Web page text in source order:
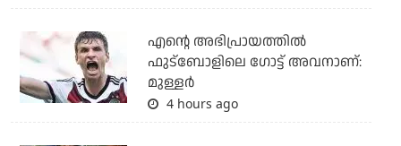
എന്റെ അഭിപ്രായത്തില്‍
ഫുട്‌ബോളിലെ ഗോട്ട് അവനാണ്:
മുള്ളര്‍
4 hours ago